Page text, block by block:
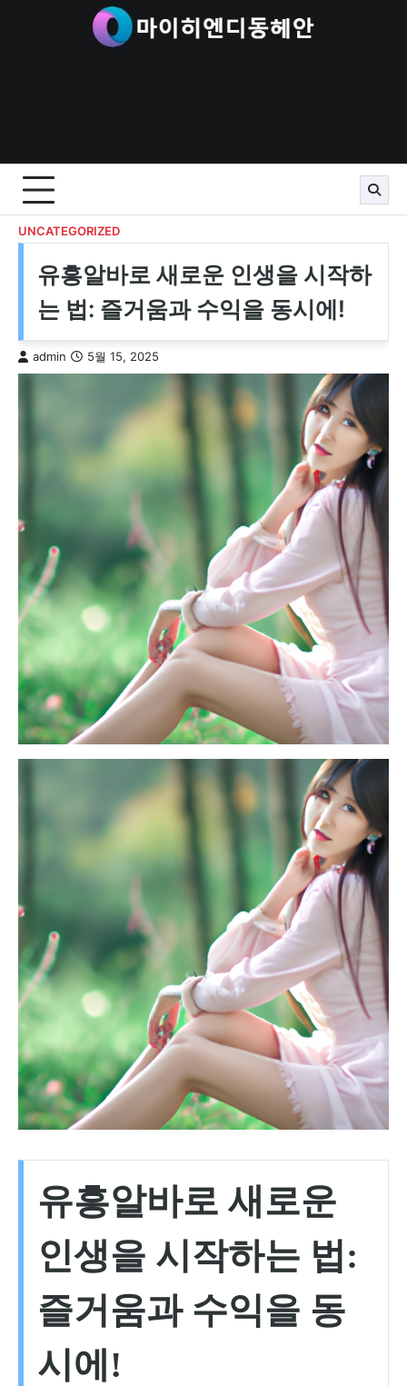
UNCATEGORIZED
유흥알바로 새로운 인생을 시작하
는 법: 즐거움과 수익을 동시에!
admin 5월 15, 2025
유흥알바로 새로운
인생을 시작하는 법:
즐거움과 수익을 동
시에!